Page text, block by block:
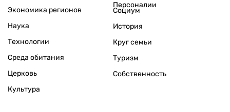
Экономика регионов
Персоналии
Наука
Технологии
Среда обитания
Церковь
Культура
Социум
История
Круг семьи
Туризм
Собственность